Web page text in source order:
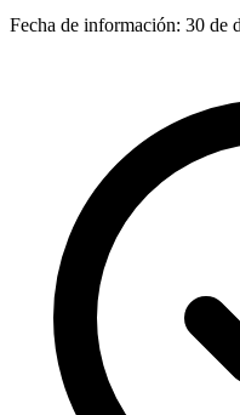
Fecha de información: 30 de